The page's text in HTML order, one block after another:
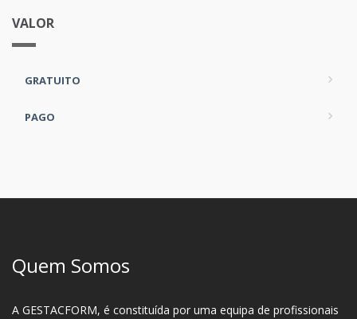
VALOR
GRATUITO
PAGO
Quem Somos
A GESTACFORM, é constituída por uma equipa de profissionais